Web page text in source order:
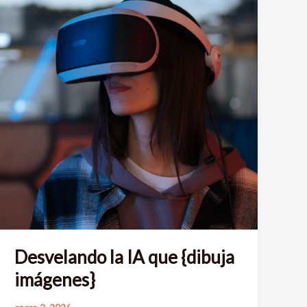
invadir
privacidad
Desvelando la IA que {dibuja
imágenes}